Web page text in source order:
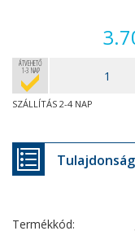
ÁTVEHETŐ
1-3 NAP
SZÁLLÍTÁS 2-4 NAP
Termékkód: